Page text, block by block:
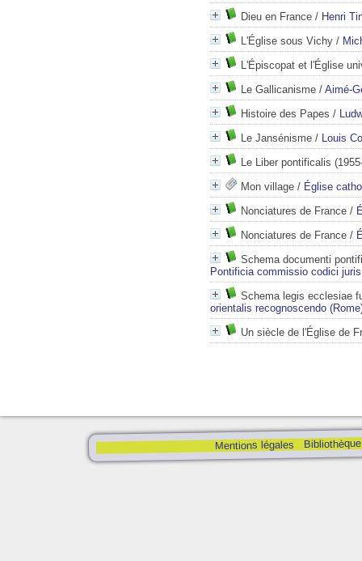
Dieu en France / Henri
L'Église sous Vichy /
L'Épiscopat et l'Église
Le Gallicanisme / Aimé-
Histoire des Papes /
Le Jansénisme / Louis
Le Liber pontificalis
Mon village / Église
Nonciatures de France /
Nonciatures de France /
Schema documenti
Pontificia commissio codici
Schema legis ecclesiae
orientalis recognoscendo
Un siècle de l'Église de
Mentions légales